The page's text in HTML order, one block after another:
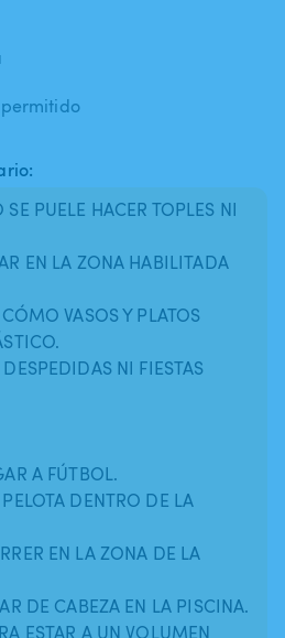
PUELE HACER TOPLES NI
EN LA ZONA HABILITADA
VASOS Y PLATOS
NI FIESTAS
A FÚTBOL.
DENTRO DE LA
EN LA ZONA DE LA
DE CABEZA EN LA PISCINA.
ESTAR A UN VOLUMEN